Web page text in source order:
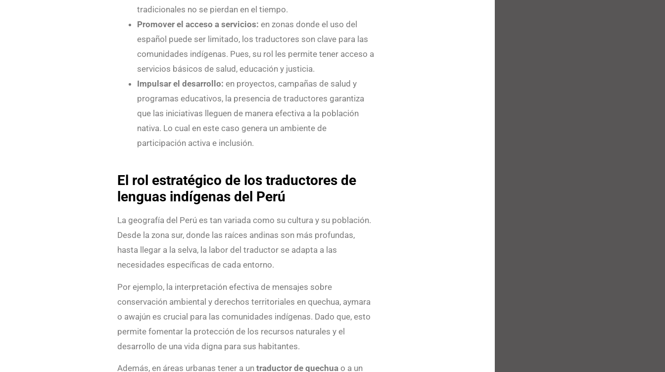
tradicionales no se pierdan en el tiempo.
Promover el acceso a servicios: en zonas donde el uso del
español puede ser limitado, los traductores son clave para las
comunidades indígenas. Pues, su rol les permite tener acceso a
servicios básicos de salud, educación y justicia.
Impulsar el desarrollo: en proyectos, campañas de salud y
programas educativos, la presencia de traductores garantiza
que las iniciativas lleguen de manera efectiva a la población
nativa. Lo cual en este caso genera un ambiente de
participación activa e inclusión.
El rol estratégico de los traductores de
lenguas indígenas del Perú
La geografía del Perú es tan variada como su cultura y su población.
Desde la zona sur, donde las raíces andinas son más profundas,
hasta llegar a la selva, la labor del traductor se adapta a las
necesidades específicas de cada entorno.
Por ejemplo, la interpretación efectiva de mensajes sobre
conservación ambiental y derechos territoriales en quechua, aymara
o awajún es crucial para las comunidades indígenas. Dado que, esto
permite fomentar la protección de los recursos naturales y el
desarrollo de una vida digna para sus habitantes.
Además, en áreas urbanas tener a untraductor de quechuao a un